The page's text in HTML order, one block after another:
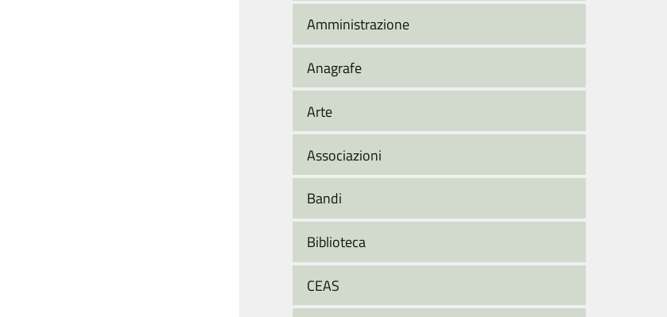
Amministrazione
Anagrafe
Arte
Associazioni
Bandi
Biblioteca
CEAS